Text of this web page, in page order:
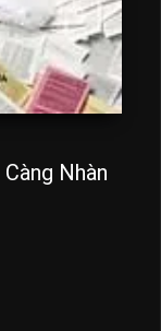
Nhàn